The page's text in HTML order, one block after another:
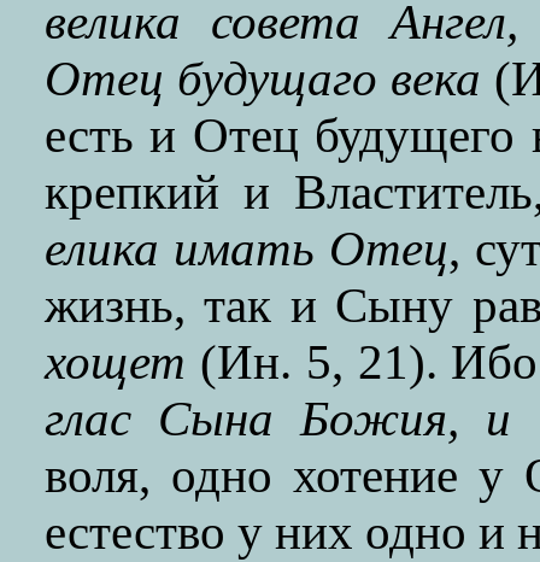
велика совета
Отец будущаго века
есть и Отец
крепкий и
елика имать Отец,
жизнь, так и Сыну
хощет (Ин. 5, 21). Ибо
глас Сына Божия, и
воля, одно хотение
естество у них одно и